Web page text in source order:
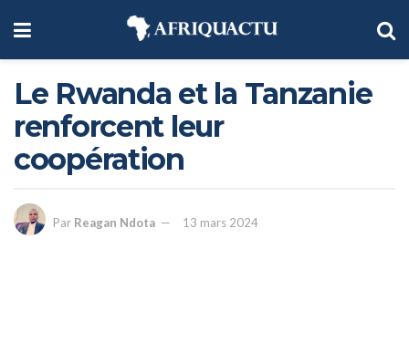
Le Rwanda et la Tanzanie
renforcent leur
coopération
Par Reagan Ndota 13 mars 2024